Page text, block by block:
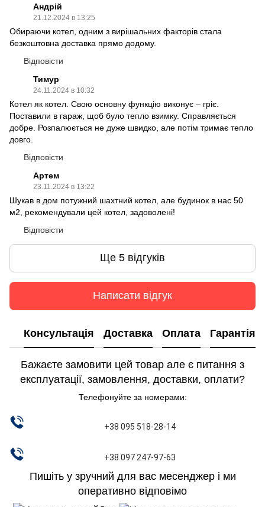
Андрій
21.12.2024 в 13:25
Обираючи котел, одним з вирішальних факторів стала
безкоштовна доставка прямо додому.
Відповісти
Тимур
24.11.2024 в 10:32
Котел як котел. Свою основну функцію виконує – гріє.
Поставили в гараж, щоб було тепло взимку. Справляється
добре. Розпалюється не дуже швидко, але потім тримає тепло
довго.
Відповісти
Артем
23.11.2024 в 13:22
Шукав в дом потужний шахтний котел, але будинок в нас 50
м2, рекомендували цей котел, задоволені!
Відповісти
Ще 5 відгуків
Написати відгук
Консультація Доставка Оплата Гарантія
Бажаєте замовити цей товар але є питання з
експлуатації, замовлення, доставки, оплати?
Телефонуйте за номерами:
+38 095 518-28-14
+38 097 247-97-63
Пишіть у зручний для вас месенджер і ми
оперативно відповімо